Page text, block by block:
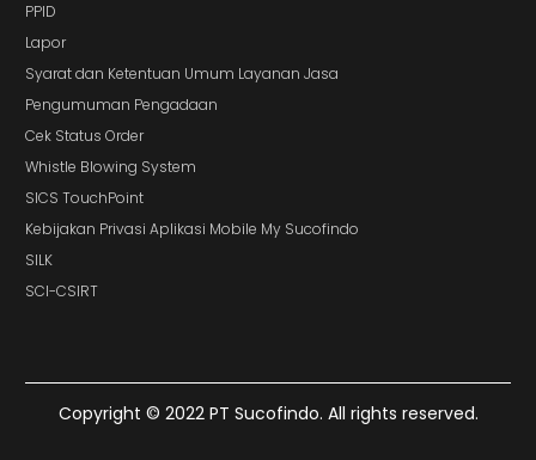
PPID
Lapor
Syarat dan Ketentuan Umum Layanan Jasa
Pengumuman Pengadaan
Cek Status Order
Whistle Blowing System
SICS TouchPoint
Kebijakan Privasi Aplikasi Mobile My Sucofindo
SILK
SCI-CSIRT
Copyright © 2022 PT Sucofindo. All rights reserved.